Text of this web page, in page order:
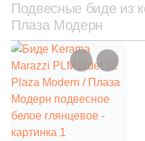
Подвесные биде из
Плаза Модерн